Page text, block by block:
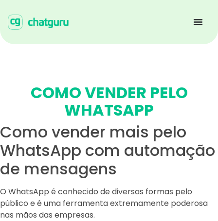
COMO VENDER PELO
WHATSAPP
Como vender mais pelo
WhatsApp com automação
de mensagens
O WhatsApp é conhecido de diversas formas pelo
público e é uma ferramenta extremamente poderosa
nas mãos das empresas.